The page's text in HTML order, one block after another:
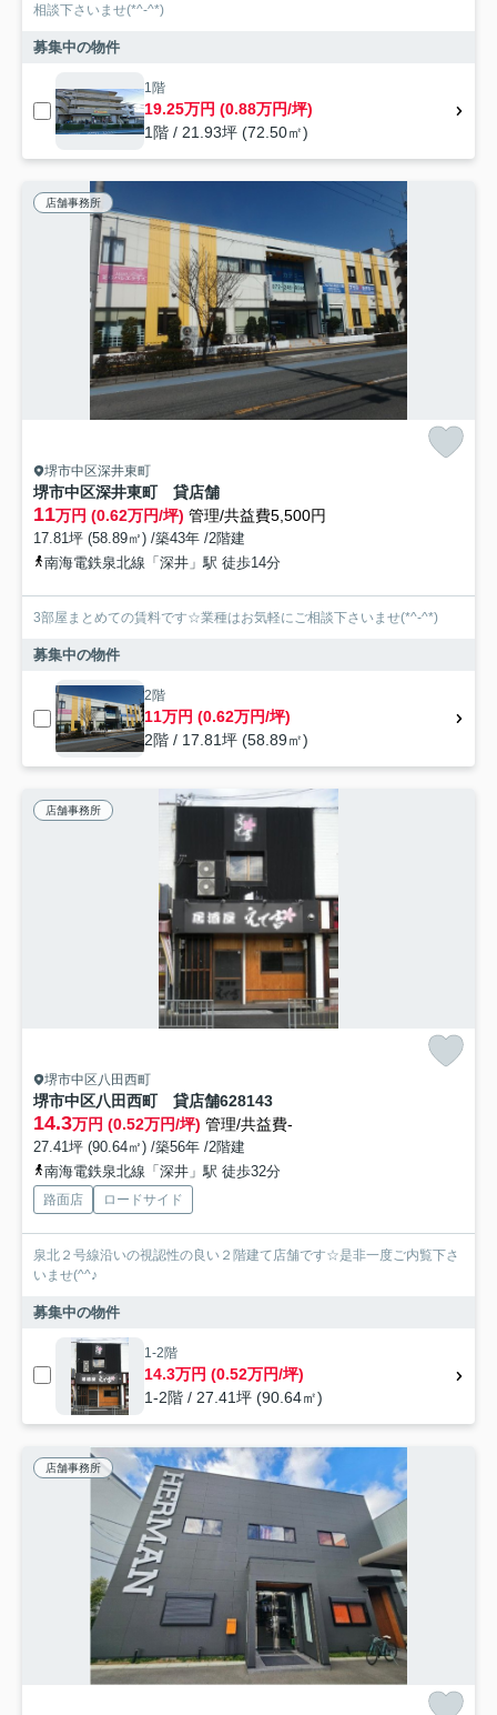
相談下さいませ(*^-^*)
募集中の物件
1階
19.25万円 (0.88万円/坪)
1階 / 21.93坪 (72.50㎡)
店舗事務所
堺市中区深井東町
堺市中区深井東町 貸店舗
11万円 (0.62万円/坪) 管理/共益費5,500円
17.81坪 (58.89㎡) /築43年 /2階建
南海電鉄泉北線「深井」駅 徒歩14分
3部屋まとめての賃料です☆業種はお気軽にご相談下さいませ(*^-^*)
募集中の物件
2階
11万円 (0.62万円/坪)
2階 / 17.81坪 (58.89㎡)
店舗事務所
堺市中区八田西町
堺市中区八田西町 貸店舗628143
14.3万円 (0.52万円/坪) 管理/共益費-
27.41坪 (90.64㎡) /築56年 /2階建
南海電鉄泉北線「深井」駅 徒歩32分
路面店 ロードサイド
泉北２号線沿いの視認性の良い２階建て店舗です☆是非一度ご内覧下さ
いませ(^^♪
募集中の物件
1-2階
14.3万円 (0.52万円/坪)
1-2階 / 27.41坪 (90.64㎡)
店舗事務所